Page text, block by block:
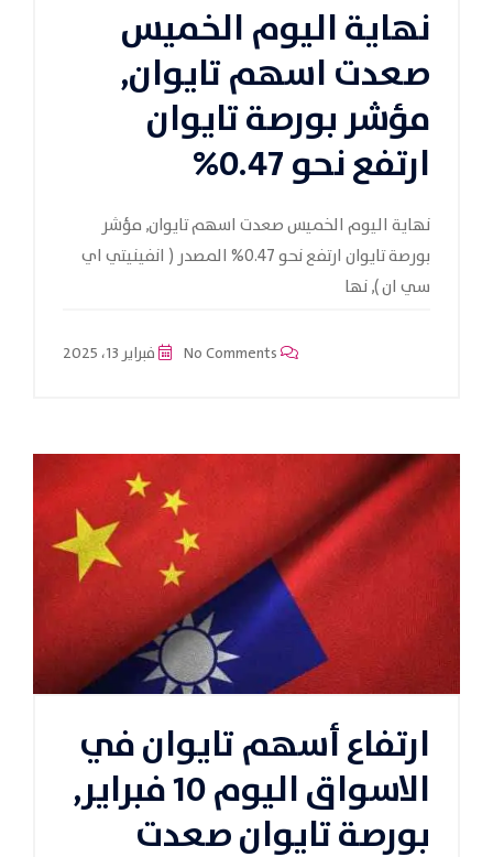
نهاية اليوم الخميس
صعدت اسهم تايوان,
مؤشر بورصة تايوان
ارتفع نحو 0.47%
نهاية اليوم الخميس صعدت اسهم تايوان, مؤشر
بورصة تايوان ارتفع نحو 0.47% المصدر ( انفينيتي اي
سي ان ), نها
فبراير 13، 2025
ارتفاع أسهم تايوان في
الاسواق اليوم 10 فبراير,
بورصة تايوان صعدت